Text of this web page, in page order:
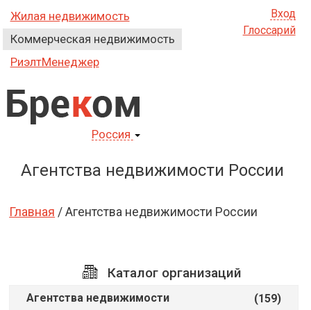
Жилая недвижимость
Коммерческая недвижимость
РиэлтМенеджер
Вход
Глоссарий
Бреком
Россия
Агентства недвижимости России
Главная / Агентства недвижимости России
Каталог организаций
Агентства недвижимости
(159)